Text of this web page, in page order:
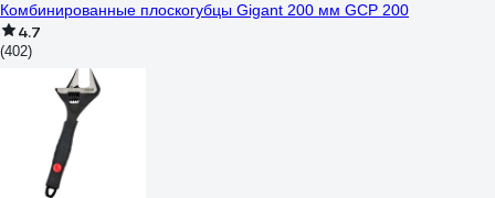
Комбинированные плоскогубцы Gigant 200 мм GCP 200
4.7
(402)